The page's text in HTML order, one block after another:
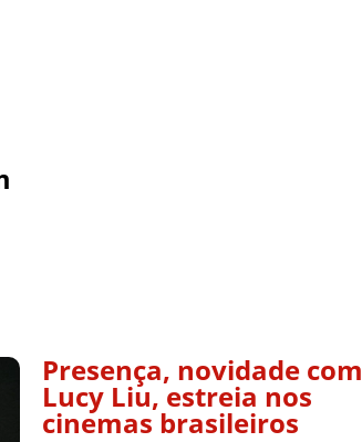
Presença, novidade com
Lucy Liu, estreia nos
cinemas brasileiros